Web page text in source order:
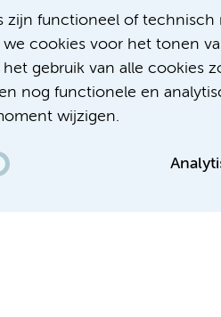
zijn functioneel of
cookies voor het tonen
gebruik van alle cookies
nog functionele en
wijzigen.
1117